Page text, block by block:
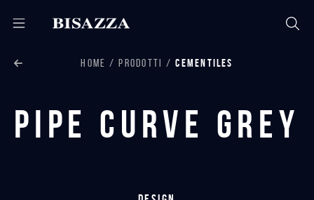
HOME PRODOTTI CEMENTILES
Pipe Curve Grey